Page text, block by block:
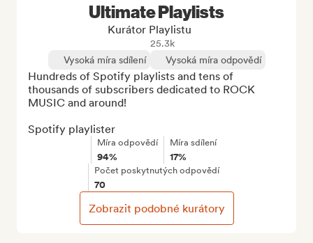
Ultimate Playlists
Kurátor Playlistu
25.3k
Vysoká míra sdílení
Vysoká míra odpovědí
Hundreds of Spotify playlists and tens of
thousands of subscribers dedicated to ROCK
MUSIC and around!
Spotify playlister
Míra odpovědí
94%
Míra sdílení
17%
Počet poskytnutých odpovědí
70
Zobrazit podobné kurátory